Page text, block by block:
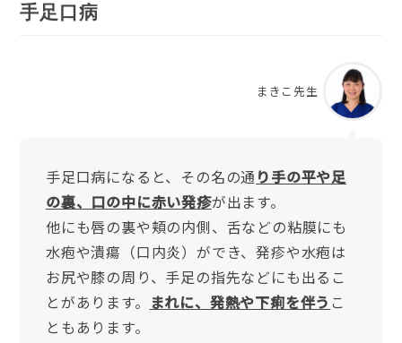
手足口病
まきこ先生
手足口病になると、その名の通 り手の平や足
の裏、口の中に赤い発疹が出ます。
他にも唇の裏や頬の内側、舌などの粘膜にも
水疱や潰瘍（口内炎）ができ、発疹や水疱は
お尻や膝の周り、手足の指先などにも出るこ
とがあります。 まれに、発熱や下痢を伴う こ
ともあります。